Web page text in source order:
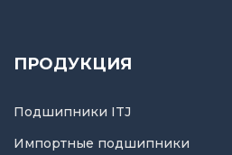
ПРОДУКЦИЯ
Подшипники ITJ
Импортные подшипники